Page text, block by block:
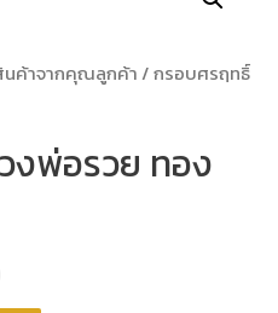
นค้าจากคุณลูกค้า / กรอบศรฤทธิ์
งพ่อรวย ทอง